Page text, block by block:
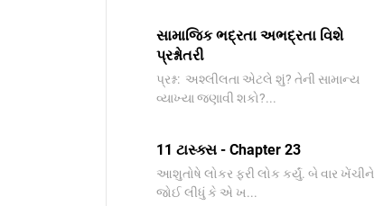
સામાજિક ભદ્રતા અભદ્રતા વિશે
પ્રશ્નોતરી
પ્રશ્ન: અશ્લીલતા એટલે શું? તેની સામાન્ય
વ્યાખ્યા જણાવી શકો?...
11 ટાસ્ક્સ - Chapter 23
આશુતોષે લોકર ફરી લોક કર્યું. બે વાર ખેંચીને
જોઈ લીધું કે એ ખ...